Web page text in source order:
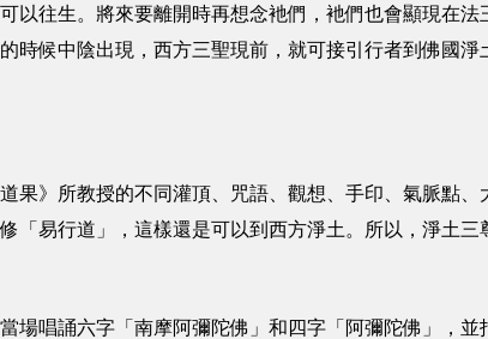
以往生。將來要離開時再想念衪們，衪們也會顯現在法
時候中陰出現，西方三聖現前，就可接引行者到佛國
果》所教授的不同灌頂、咒語、觀想、手印、氣脈點
易行道」，這樣還是可以到西方淨土。所以，淨土三
場唱誦六字「南摩阿彌陀佛」和四字「阿彌陀佛」，